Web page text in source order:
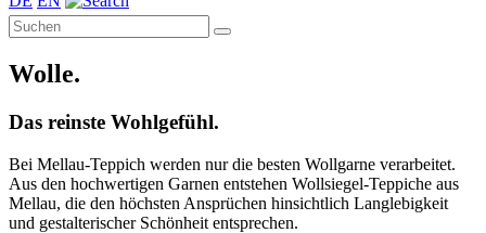
Wolle.
Das reinste Wohlgefühl.
Bei Mellau-Teppich werden nur die besten Wollgarne verarbeitet.
Aus den hochwertigen Garnen entstehen Wollsiegel-Teppiche aus
Mellau, die den höchsten Ansprüchen hinsichtlich Langlebigkeit
und gestalterischer Schönheit entsprechen.